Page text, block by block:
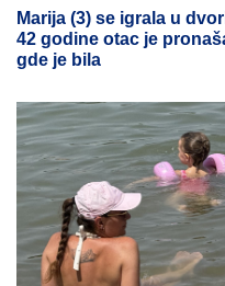
Marija (3) se igrala u
42 godine otac je
gde je bila